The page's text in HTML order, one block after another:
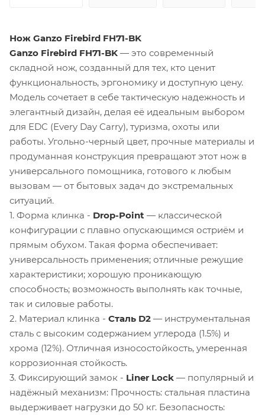
Нож Ganzo Firebird FH71-BK
Ganzo Firebird FH71-BK — это современный
складной нож, созданный для тех, кто ценит
функциональность, эргономику и доступную цену.
Модель сочетает в себе тактическую надежность и
элегантный дизайн, делая её идеальным выбором
для EDC (Every Day Carry), туризма, охоты или
работы. Угольно-черный цвет, прочные материалы и
продуманная конструкция превращают этот нож в
универсального помощника, готового к любым
вызовам — от бытовых задач до экстремальных
ситуаций.
1. Форма клинка - Drop-Point — классической
конфигурации с плавно опускающимся остриём и
прямым обухом. Такая форма обеспечивает:
универсальность применения; отличные режущие
характеристики; хорошую проникающую
способность; возможность выполнять как точные,
так и силовые работы.
2. Материал клинка - Сталь D2 — инструментальная
сталь с высоким содержанием углерода (1.5%) и
хрома (12%). Отличная износостойкость, умеренная
коррозионная стойкость.
3. Фиксирующий замок - Liner Lock — популярный и
надёжный механизм: Прочность: стальная пластина
выдерживает нагрузки до 50 кг. Безопасность: